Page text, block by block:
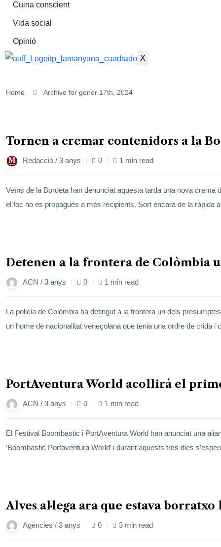
Cuina conscient
Vida social
Opinió
X
Home Archive for gener 17th, 2024
gen.
Tornen a cremar contenidors a la
Redacció / 3 anys 0 1 min read
Veïns de la Bordeta han denunciat aquesta tarda una nova crema
el foc no es propagués a més recipients. Sort encara de la
gen.
Detenen a la frontera de Colòmbia
ACN / 3 anys 0 1 min read
La policia de Colòmbia ha detingut a la frontera un dels
un home de nacionalitat veneçolana que tenia una ordre de
gen.
PortAventura World acollirà el
ACN / 3 anys 0 1 min read
El Festival Boombastic i PortAventura World han anunciat una
‘Boombastic Portaventura World’ i durant aquests tres dies
gen.
Alves al·lega ara que estava
Agències / 3 anys 0 3 min read